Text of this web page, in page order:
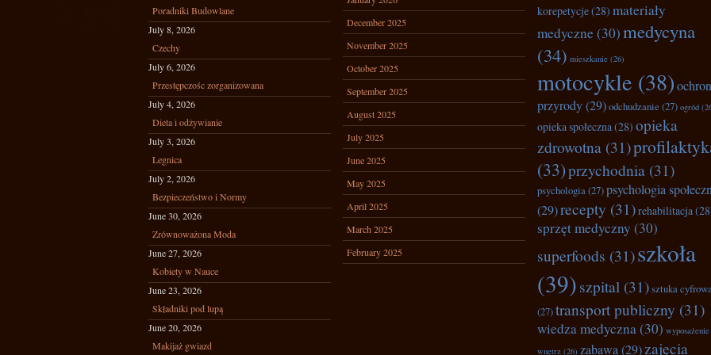
Poradniki Budowlane
July 8, 2026
Czechy
July 6, 2026
Przestępczośc zorganizowana
July 4, 2026
Dieta i odżywianie
July 3, 2026
Legnica
July 2, 2026
Bezpieczeństwo i Normy
June 30, 2026
Zrównoważona Moda
June 27, 2026
Kobiety w Nauce
June 23, 2026
Składniki pod lupą
June 20, 2026
Makijaż gwiazd
December 2025
November 2025
October 2025
September 2025
August 2025
July 2025
June 2025
May 2025
April 2025
March 2025
February 2025
korepetycje(28) materiały
medyczne (30)medycyna
(34) mieszkanie (26)
motocykle (38)
przyrody(29)odchudzanie (27) ogród
opieka społeczna(28) opieka
zdrowotna (31)
(33)przychodnia (31)
psychologia(27)psychologia
(29)recepty (31)rehabilitacja
sprzęt medyczny (30)
superfoods (31)szkoła
(39)szpital (31)sztuka
(27)transport publiczny (31)
wiedza medyczna(30) wyposażenie
wnętrz (26) zabawa(29)zajęcia